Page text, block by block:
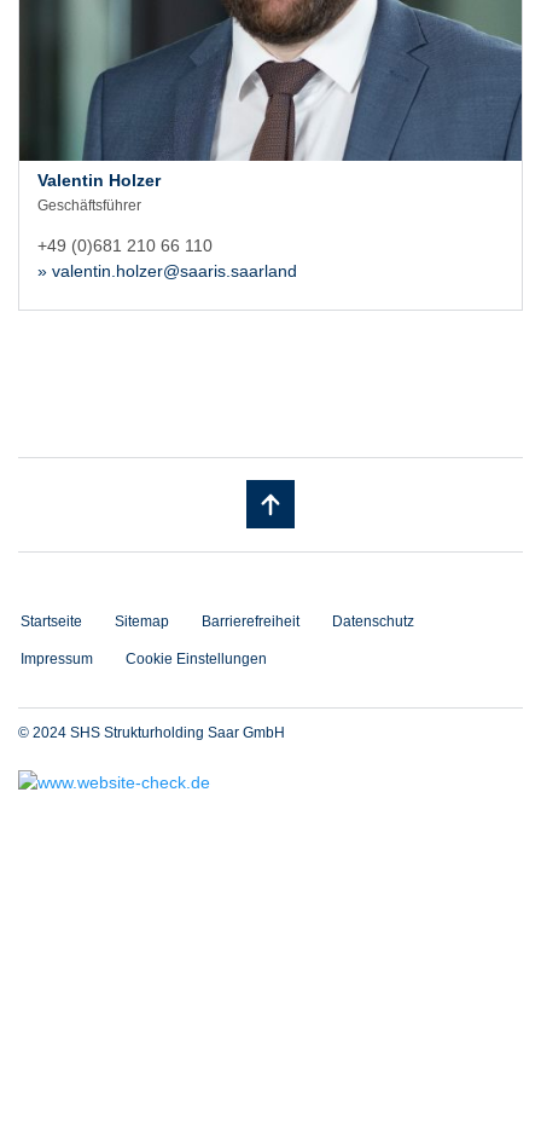
Valentin Holzer
Geschäftsführer
+49 (0)681 210 66 110
» valentin.holzer@saaris.saarland
Startseite Sitemap Barrierefreiheit Datenschutz
Impressum Cookie Einstellungen
© 2024 SHS Strukturholding Saar GmbH